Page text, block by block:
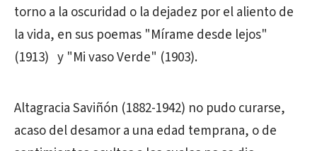
torno a la oscuridad o la dejadez por el aliento de
la vida, en sus poemas "Mírame desde lejos"
(1913) y "Mi vaso Verde" (1903).
Altagracia Saviñón (1882-1942) no pudo curarse,
acaso del desamor a una edad temprana, o de